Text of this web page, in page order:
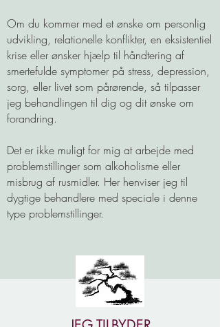
Om du kommer med et ønske om personlig
udvikling, relationelle konflikter, en eksistentiel
krise eller ønsker hjælp til håndtering af
smertefulde symptomer på stress, depression,
sorg, eller livet som pårørende, så tilpasser
jeg behandlingen til dig og dit ønske om
forandring.
Det er ikke muligt for mig at arbejde med
problemstillinger som alkoholisme eller
misbrug af rusmidler. Her henviser jeg til
dygtige behandlere med speciale i denne
type problemstillinger.